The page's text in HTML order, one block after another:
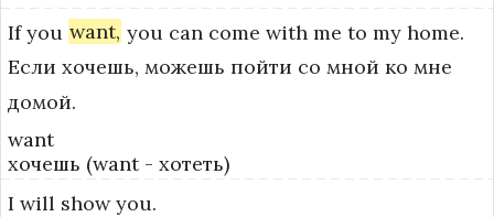
If you want, you can come with me to my home.
Если хочешь, можешь пойти со мной ко мне
домой.
want
хочешь (want - хотеть)
I will show you.